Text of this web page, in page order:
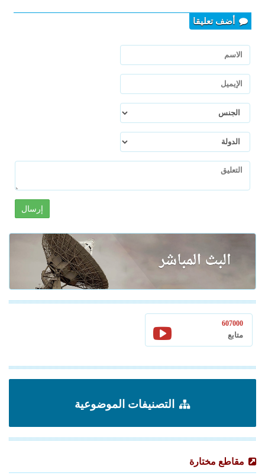
أضف تعليقا
إرسال
607000
متابع
التصنيفات الموضوعية
مقاطع مختارة